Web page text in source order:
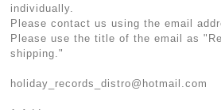
individually.
Please contact us using the email
Please use the title of the email as
shipping."
holiday_records_distro@hotmail.com